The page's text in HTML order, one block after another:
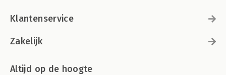
Klantenservice
Zakelijk
Altijd op de hoogte